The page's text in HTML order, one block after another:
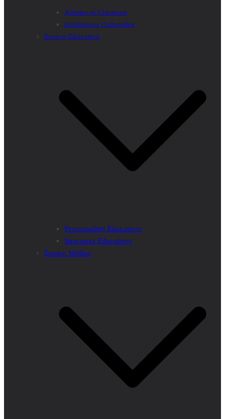
Artistes et Créateurs
Institutions Culturelles
Espace Education
Personnalités Educatives
Structures Educatives
Espace Médias